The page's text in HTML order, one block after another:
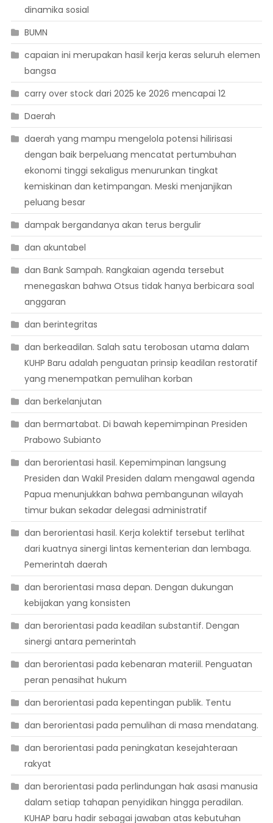
dinamika sosial
BUMN
capaian ini merupakan hasil kerja keras seluruh elemen
bangsa
carry over stock dari 2025 ke 2026 mencapai 12
Daerah
daerah yang mampu mengelola potensi hilirisasi
dengan baik berpeluang mencatat pertumbuhan
ekonomi tinggi sekaligus menurunkan tingkat
kemiskinan dan ketimpangan. Meski menjanjikan
peluang besar
dampak bergandanya akan terus bergulir
dan akuntabel
dan Bank Sampah. Rangkaian agenda tersebut
menegaskan bahwa Otsus tidak hanya berbicara soal
anggaran
dan berintegritas
dan berkeadilan. Salah satu terobosan utama dalam
KUHP Baru adalah penguatan prinsip keadilan restoratif
yang menempatkan pemulihan korban
dan berkelanjutan
dan bermartabat. Di bawah kepemimpinan Presiden
Prabowo Subianto
dan berorientasi hasil. Kepemimpinan langsung
Presiden dan Wakil Presiden dalam mengawal agenda
Papua menunjukkan bahwa pembangunan wilayah
timur bukan sekadar delegasi administratif
dan berorientasi hasil. Kerja kolektif tersebut terlihat
dari kuatnya sinergi lintas kementerian dan lembaga.
Pemerintah daerah
dan berorientasi masa depan. Dengan dukungan
kebijakan yang konsisten
dan berorientasi pada keadilan substantif. Dengan
sinergi antara pemerintah
dan berorientasi pada kebenaran materiil. Penguatan
peran penasihat hukum
dan berorientasi pada kepentingan publik. Tentu
dan berorientasi pada pemulihan di masa mendatang.
dan berorientasi pada peningkatan kesejahteraan
rakyat
dan berorientasi pada perlindungan hak asasi manusia
dalam setiap tahapan penyidikan hingga peradilan.
KUHAP baru hadir sebagai jawaban atas kebutuhan